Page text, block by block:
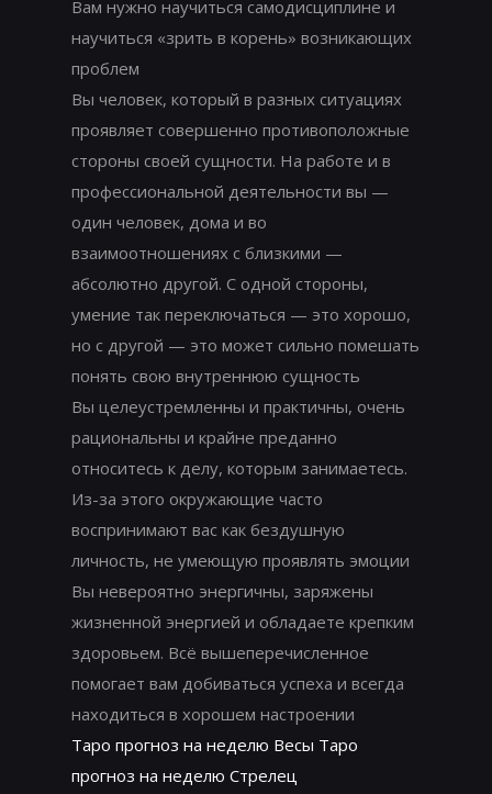
Вам нужно научиться самодисциплине и
научиться «зрить в корень» возникающих
проблем
Вы человек, который в разных ситуациях
проявляет совершенно противоположные
стороны своей сущности. На работе и в
профессиональной деятельности вы —
один человек, дома и во
взаимоотношениях с близкими —
абсолютно другой. С одной стороны,
умение так переключаться — это хорошо,
но с другой — это может сильно помешать
понять свою внутреннюю сущность
Вы целеустремленны и практичны, очень
рациональны и крайне преданно
относитесь к делу, которым занимаетесь.
Из-за этого окружающие часто
воспринимают вас как бездушную
личность, не умеющую проявлять эмоции
Вы невероятно энергичны, заряжены
жизненной энергией и обладаете крепким
здоровьем. Всё вышеперечисленное
помогает вам добиваться успеха и всегда
находиться в хорошем настроении
Таро прогноз на неделю Весы Таро
прогноз на неделю Стрелец